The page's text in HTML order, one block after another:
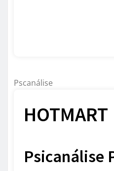
Pscanálise
HOTMART
Psicanálise